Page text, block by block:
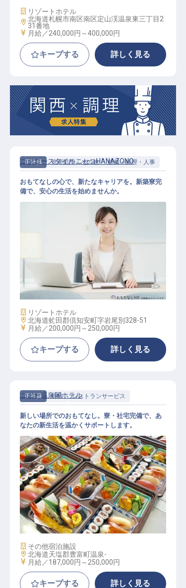
施設業態
リゾートホテル
勤務地
北海道札幌市南区南区定山渓温泉東三丁目2
31番地
給与
月給／240,000円～400,000円
キープする 詳しく見る
正社員 管理部門・その他 総務・経理・人事
経理スタッフ（一般職）
ニッコースタイルニセコHANAZONO
おもてなしの心で、新たなキャリアを。新築寮完
備で、安心の生活を始めませんか。
施設業態
リゾートホテル
勤務地
北海道虻田郡倶知安町字岩尾別328-51
給与
月給／200,000円～ 250,000円
キープする 詳しく見る
正社員 料飲 レストランサービス
食事提供、接客サービスおよび調理
補助
ニュー温泉閣ホテル
新しい場所でのおもてなし。寮・社宅完備で、あ
なたの新生活を温かくサポートします。
施設業態
その他宿泊施設
勤務地
北海道天塩郡豊富町温泉-
給与
月給／187,000円～ 250,000円
キープする 詳しく見る